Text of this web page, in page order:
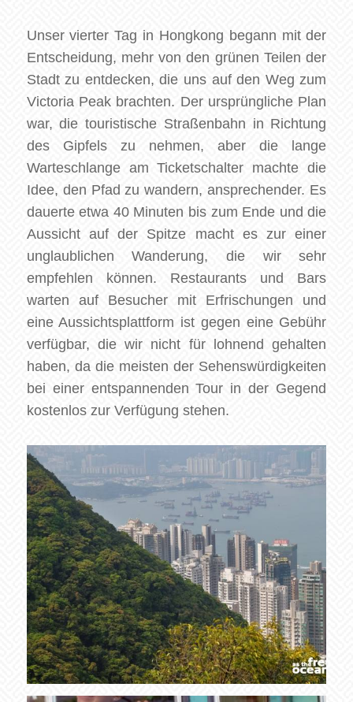
Unser vierter Tag in Hongkong begann mit der
Entscheidung, mehr von den grünen Teilen der
Stadt zu entdecken, die uns auf den Weg zum
Victoria Peak brachten. Der ursprüngliche Plan
war, die touristische Straßenbahn in Richtung
des Gipfels zu nehmen, aber die lange
Warteschlange am Ticketschalter machte die
Idee, den Pfad zu wandern, ansprechender. Es
dauerte etwa 40 Minuten bis zum Ende und die
Aussicht auf der Spitze macht es zur einer
unglaublichen Wanderung, die wir sehr
empfehlen können. Restaurants und Bars
warten auf Besucher mit Erfrischungen und
eine Aussichtsplattform ist gegen eine Gebühr
verfügbar, die wir nicht für lohnend gehalten
haben, da die meisten der Sehenswürdigkeiten
bei einer entspannenden Tour in der Gegend
kostenlos zur Verfügung stehen.